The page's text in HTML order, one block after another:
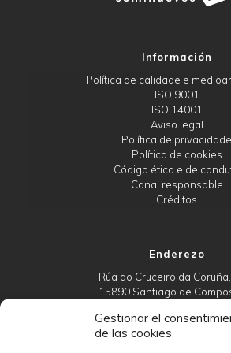
Gestionar el
de las cookies
Información
Política de calidade e
ISO 9001
ISO 14001
Aviso legal
Política de privacidade
Política de cookies
Código ético e de
Canal responsable
Créditos
Enderezo
Rúa do Cruceiro da Coruña,
15890 Santiago de